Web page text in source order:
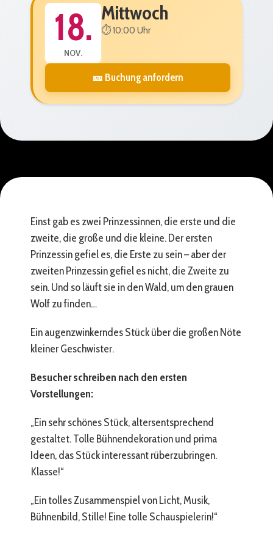
18.
NOV.
Mittwoch
⏱️ 10:00 Uhr
🎫 Buchung anfordern
Einst gab es zwei Prinzessinnen, die erste und die
zweite, die große und die kleine. Der ersten
Prinzessin gefiel es, die Erste zu sein – aber der
zweiten Prinzessin gefiel es nicht, die Zweite zu
sein. Und so läuft sie in den Wald, um den grauen
Wolf zu finden…
Ein augenzwinkerndes Stück über die großen Nöte
kleiner Geschwister.
Besucher schreiben nach den ersten
Vorstellungen:
„Ein sehr schönes Stück, altersentsprechend
gestaltet. Tolle Bühnendekoration und prima
Ideen, das Stück interessant rüberzubringen.
Klasse!“
„Ein tolles Zusammenspiel von Licht, Musik,
Bühnenbild, Stille! Eine tolle Schauspielerin!“